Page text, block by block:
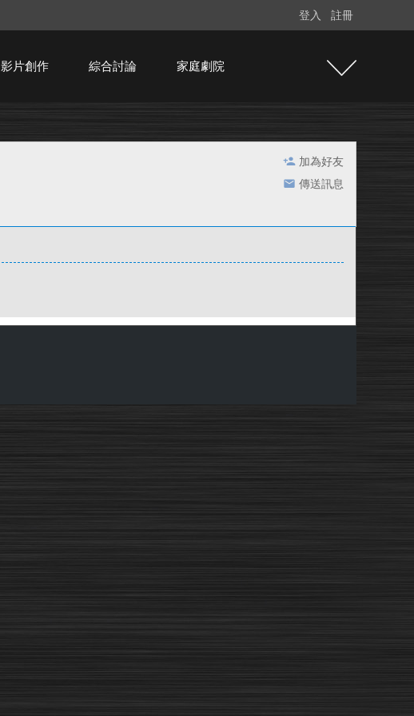
登入 註冊
影片創作 綜合討論 家庭劇院
加為好友
傳送訊息